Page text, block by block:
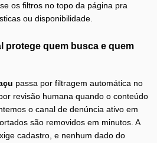
os filtros no topo da página pra
ou disponibilidade.
protege quem busca e quem
passa por filtragem automática no
revisão humana quando o conteúdo
o canal de denúncia ativo em
são removidos em minutos. A
cadastro, e nenhum dado do